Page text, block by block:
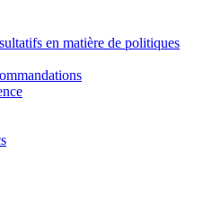
en matière de politiques